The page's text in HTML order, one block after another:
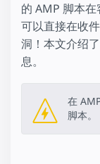
的 AMP 脚本
可以直接在收
洞！本文介绍
息。
在
脚本。